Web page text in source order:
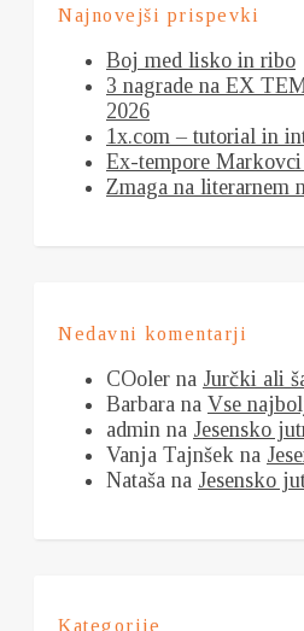
Najnovejši prispevki
Boj med lisko in ribo
3 nagrade na EX
2026
1x.com – tutorial in
Ex-tempore Markovci
Zmaga na literarnem
Nedavni komentarji
COoler na Jurčki ali
Barbara na Vse
admin na Jesensko
Vanja Tajnšek na
Nataša na Jesensko
Kategorije